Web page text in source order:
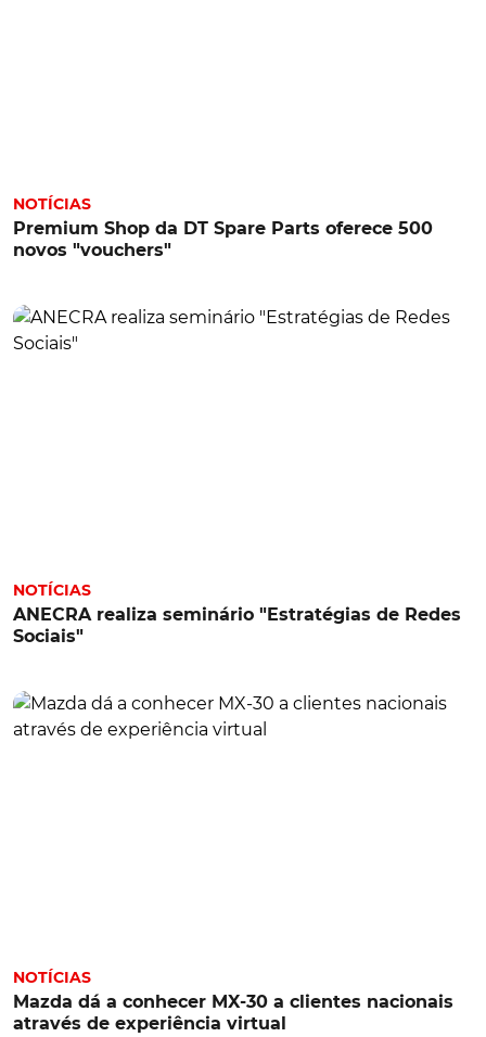
NOTÍCIAS
Premium Shop da DT Spare Parts oferece 500
novos "vouchers"
NOTÍCIAS
ANECRA realiza seminário "Estratégias de Redes
Sociais"
NOTÍCIAS
Mazda dá a conhecer MX-30 a clientes nacionais
através de experiência virtual